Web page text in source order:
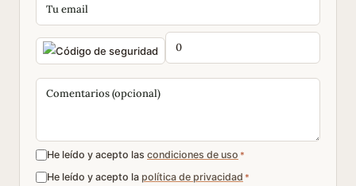
He leído y acepto las condiciones de uso *
He leído y acepto la política de privacidad *